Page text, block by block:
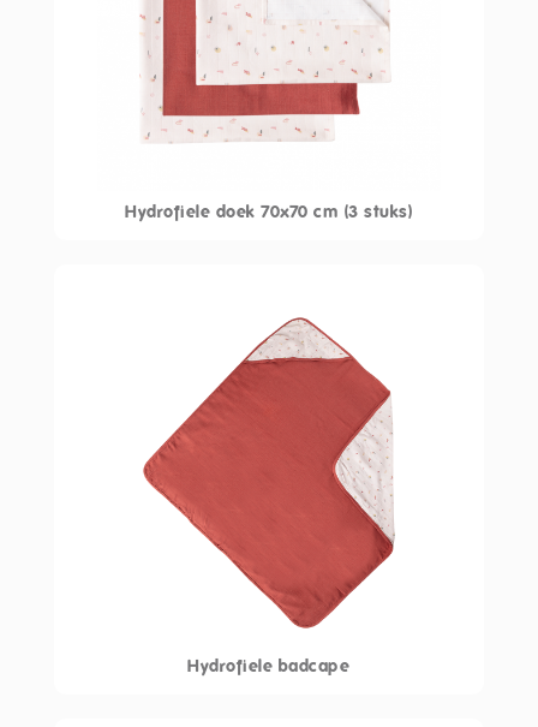
Hydrofiele doek 70x70 cm (3 stuks)
Hydrofiele badcape